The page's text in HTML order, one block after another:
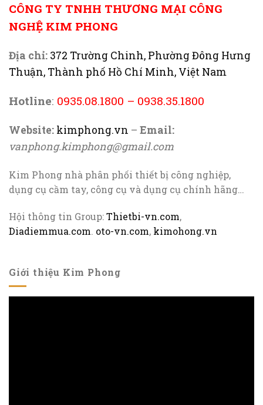
CÔNG TY TNHH THƯƠNG MẠI CÔNG
NGHỆ KIM PHONG
Địa chỉ: 372 Trường Chinh, Phường Đông Hưng
Thuận, Thành phố Hồ Chí Minh, Việt Nam
Hotline: 0935.08.1800 – 0938.35.1800
Website: kimphong.vn – Email:
vanphong.kimphong@gmail.com
Kim Phong nhà phân phối thiết bị công nghiệp,
dụng cụ cầm tay, công cụ và dụng cụ chính hãng…
Hội thông tin Group:Thietbi-vn.com,
Diadiemmua.com. oto-vn.com, kimohong.vn
Giới thiệu Kim Phong